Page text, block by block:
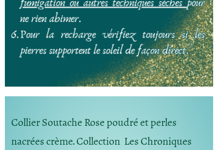
Collier Soutache Rose poudré et perles
nacrées crème. Collection Les Chroniques